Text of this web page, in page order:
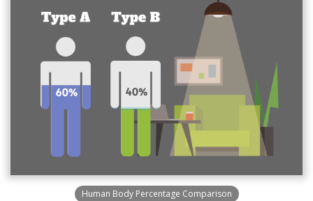
Human Body Percentage Comparison